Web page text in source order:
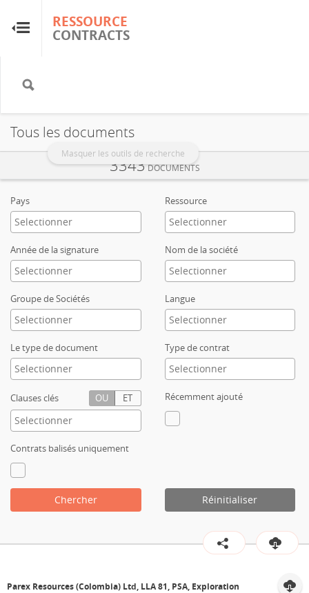
RESSOURCE
CONTRACTS
Masquer les outils de recherche
RESSOURCE
CONTRACTS
Accueil
À propos
FAQ
Glossaire
Recherche et analyse
Sites de pays
Contact
Tous les documents
Pays Ressource
Année de la signature Nom de la société
Groupe de Sociétés Langue
Le type de document Type de contrat
Clauses clés OU ET Récemment ajouté
Contrats balisés uniquement
Chercher Réinitialiser
3343DOCUMENTS
Parex Resources (Colombia) Ltd, LLA 81, PSA, Exploration